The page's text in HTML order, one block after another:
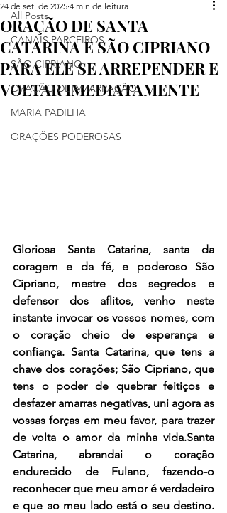
All Posts
CANAIS PARCEIROS
SÃO CIPRIANO
ORAÇÃO DE AMARRAÇÃO
MARIA PADILHA
ORAÇÕES PODEROSAS
ORAÇÃO DE SANTA
CATARINA E SÃO CIPRIANO
PARA ELE SE ARREPENDER E
VOLTAR IMEDIATAMENTE
24 de set. de 2025 4 min de leitura
Gloriosa Santa Catarina, santa da
coragem e da fé, e poderoso São
Cipriano, mestre dos segredos e
defensor dos aflitos, venho neste
instante invocar os vossos nomes, com
o coração cheio de esperança e
confiança. Santa Catarina, que tens a
chave dos corações; São Cipriano, que
tens o poder de quebrar feitiços e
desfazer amarras negativas, uni agora as
vossas forças em meu favor, para trazer
de volta o amor da minha vida.Santa
Catarina, abrandai o coração
endurecido de Fulano, fazendo-o
reconhecer que meu amor é verdadeiro
e que ao meu lado está o seu destino.